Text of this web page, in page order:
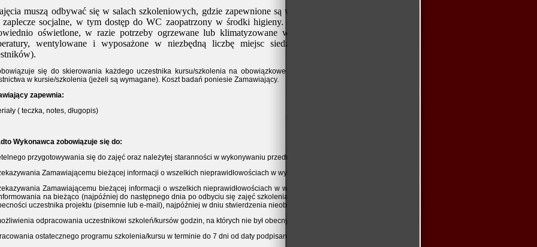
muszą odbywać się w salach szkoleniowych, gdzie zapewnione są właściwe warunki BHP i p.poż.
zaplecze socjalne, w tym dostęp do WC zaopatrzony w środki higieny. Sale powinny być przestronne,
oświetlone, w razie potrzeby ogrzewane lub klimatyzowane w celu zapewnienia optymalnej
wentylowane i wyposażone w niezbędną liczbę miejsc siedzących (odpowiadająca liczbie
się do skierowania każdego uczestnika kursu/szkolenia na obowiązkowe badania lekarskie uprawniające do
w kursie/szkolenia (jeżeli są wymagane). Koszt badań poniesie Zamawiający.
zapewnia:
( teczka, notes, długopis)
Wykonawca zobowiązuje się do:
przygotowywania się do zajęć oraz należytej staranności w wykonywaniu przedmiotu zamówienia
Zamawiającemu bieżącej informacji o wszelkich nieprawidłowościach w wykonaniu przedmiotu zamówienia.
Zamawiającemu bieżącej informacji o wszelkich nieprawidłowościach w wykonaniu przedmiotu zamówienia, w
na bieżąco (najpóźniej do następnego dnia po odbyciu się zajęć szkolenia/kursu) Kierownika Projektu o każdej
uczestnika projektu (pisemnie lub e-mail), najpóźniej w dniu stwierdzenia nieobecności;
odpracowania uczestnikowi szkoleń/kursów godzin, na których nie był obecny,
ostatecznego programu szkolenia/kursu w terminie do 7 dni od daty podpisania umowy,